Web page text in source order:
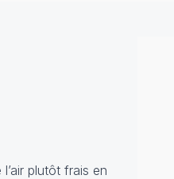
plutôt frais en